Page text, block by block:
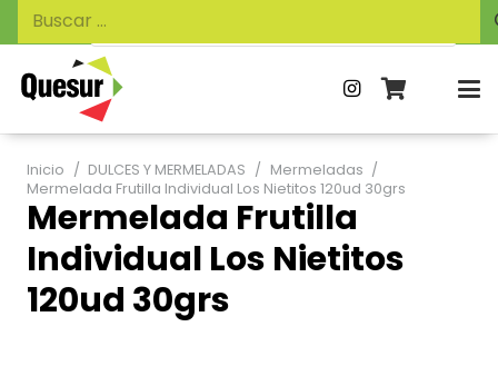
de
productos
Buscar:
Inicio / DULCES Y MERMELADAS / Mermeladas /
Mermelada Frutilla Individual Los Nietitos 120ud 30grs
Mermelada Frutilla
Individual Los Nietitos
120ud 30grs